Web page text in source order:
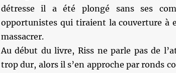
détresse il a été plongé sans ses
opportunistes qui tiraient la couverture à
massacrer.
Au début du livre, Riss ne parle pas de
trop dur, alors il s’en approche par ronds